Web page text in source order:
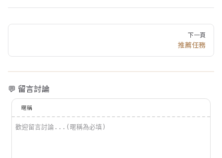
Pager
下一頁
推薦任務
💬 留言討論
暱稱